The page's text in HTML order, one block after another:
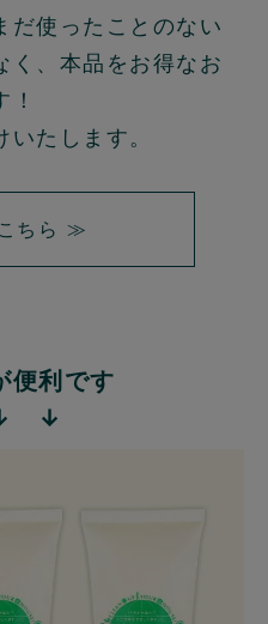
だ使ったことのない
く、本品をお得なお
たします。
ちら ≫
便利です
↓